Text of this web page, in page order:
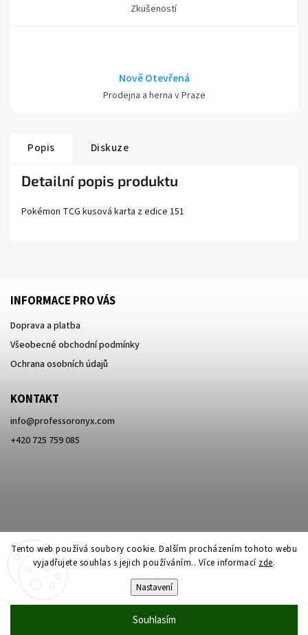
Tento web používá soubory cookie. Dalším procházením tohoto webu
vyjadřujete souhlas s jejich používáním.. Více informací zde.
Nastavení
Souhlasím
Zkušeností
Nově Otevřená
Prodejna a herna v Praze
Popis Diskuze
Detailní popis produktu
Pokémon TCG kusová karta z edice 151
INFORMACE PRO VÁS
Doprava a platba
Všeobecné obchodní podmínky
Ochrana osobních údajů
KONTAKT
info@professoronyx.com
+420 725 759 085
Professor Onyx. Všechna práva vyhrazena.